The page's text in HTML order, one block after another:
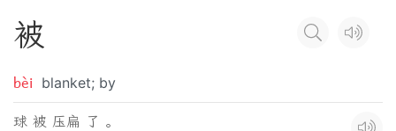
被
bèi blanket; by
球 被 压扁 了 。